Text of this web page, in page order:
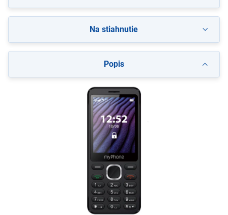
Popis
Na stiahnutie